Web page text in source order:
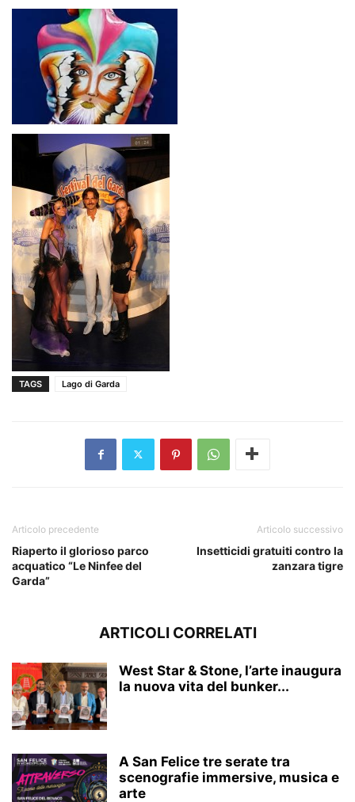
TAGS Lago di Garda
Articolo precedente
Riaperto il glorioso parco
acquatico “Le Ninfee del
Garda”
Articolo successivo
Insetticidi gratuiti contro la
zanzara tigre
ARTICOLI CORRELATI
West Star & Stone, l’arte inaugura
la nuova vita del bunker...
A San Felice tre serate tra
scenografie immersive, musica e
arte